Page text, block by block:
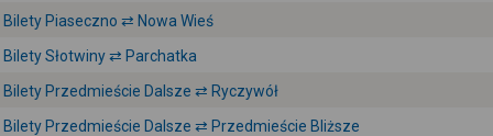
Bilety Piaseczno ⇄ Nowa Wieś
Bilety Słotwiny ⇄ Parchatka
Bilety Przedmieście Dalsze ⇄ Ryczywół
Bilety Przedmieście Dalsze ⇄ Przedmieście Bliższe